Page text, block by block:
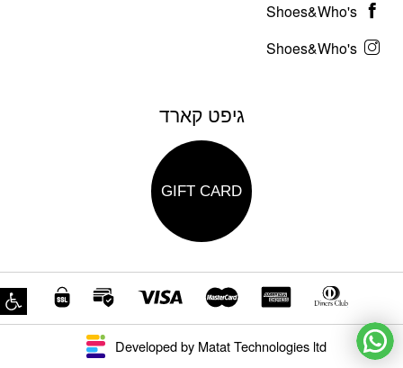
Shoes&Who's
Shoes&Who's
גיפט קארד
GIFT CARD
Developed by Matat Technologies ltd